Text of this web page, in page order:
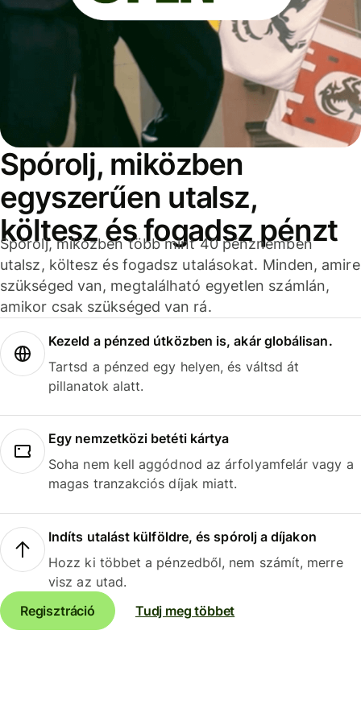
Spórolj, miközben
egyszerűen utalsz,
költesz és fogadsz pénzt
Spórolj, miközben több mint 40 pénznemben
utalsz, költesz és fogadsz utalásokat. Minden, amire
szükséged van, megtalálható egyetlen számlán,
amikor csak szükséged van rá.
Kezeld a pénzed útközben is, akár globálisan.
Tartsd a pénzed egy helyen, és váltsd át
pillanatok alatt.
Egy nemzetközi betéti kártya
Soha nem kell aggódnod az árfolyamfelár vagy a
magas tranzakciós díjak miatt.
Indíts utalást külföldre, és spórolj a díjakon
Hozz ki többet a pénzedből, nem számít, merre
visz az utad.
Regisztráció
Tudj meg többet